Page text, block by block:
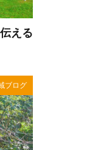
える
ブログ